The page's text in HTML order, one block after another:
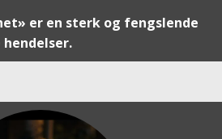
er en sterk og fengslende